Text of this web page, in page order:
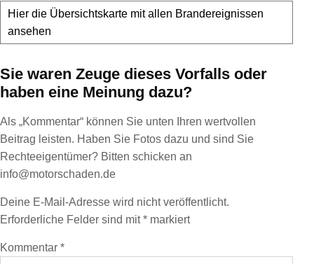
Hier die Übersichtskarte mit allen Brandereignissen
ansehen
Sie waren Zeuge dieses Vorfalls oder
haben eine Meinung dazu?
Als „Kommentar“ können Sie unten Ihren wertvollen
Beitrag leisten. Haben Sie Fotos dazu und sind Sie
Rechteeigentümer? Bitten schicken an
info@motorschaden.de
Deine E-Mail-Adresse wird nicht veröffentlicht.
Erforderliche Felder sind mit* markiert
Kommentar *